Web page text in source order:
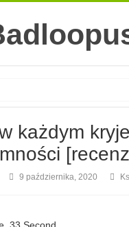
nauki
komiksowe na 2023 rok
każdym
9 października, 2020